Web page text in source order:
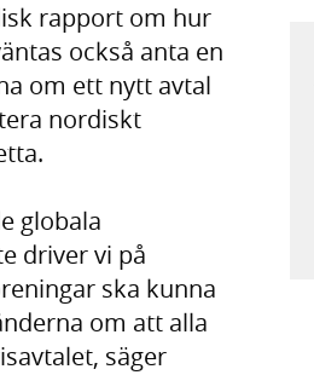
rapport om hur
också anta en
om ett nytt avtal
nordiskt
globala
driver vi på
ska kunna
om att alla
säger